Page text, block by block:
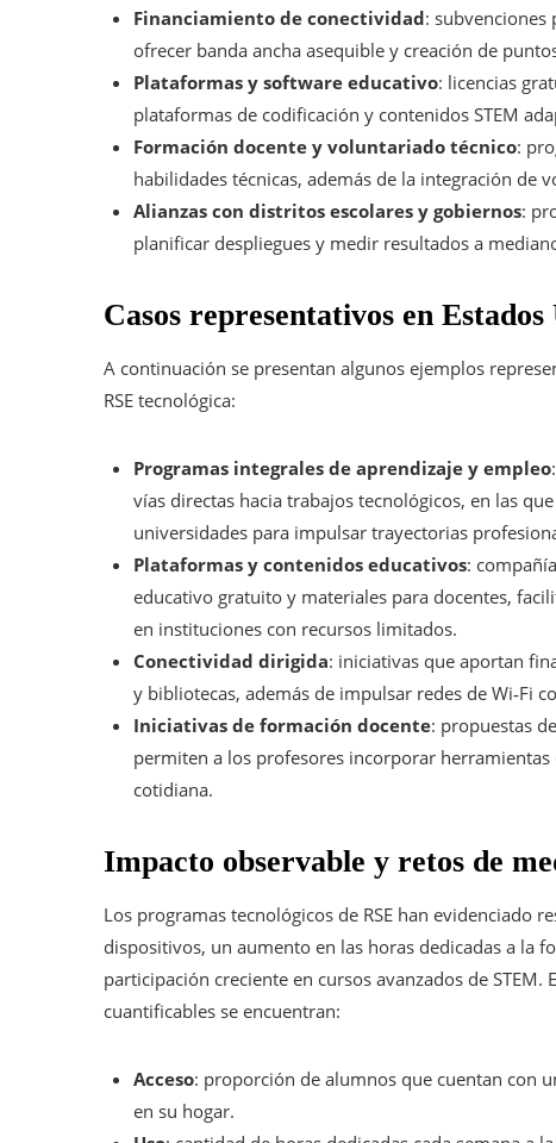
Financiamiento de conectividad: subvenciones
ofrecer banda ancha asequible y creación de
Plataformas y software educativo: licencias
plataformas de codificación y contenidos STEM
Formación docente y voluntariado técnico:
habilidades técnicas, además de la integración de
Alianzas con distritos escolares y gobiernos:
planificar despliegues y medir resultados a
Casos representativos en Estados
A continuación se presentan algunos ejemplos
RSE tecnológica:
Programas integrales de aprendizaje y empleo
vías directas hacia trabajos tecnológicos, en las
universidades para impulsar trayectorias
Plataformas y contenidos educativos:
educativo gratuito y materiales para docentes,
en instituciones con recursos limitados.
Conectividad dirigida: iniciativas que aportan
y bibliotecas, además de impulsar redes de Wi‑Fi
Iniciativas de formación docente: propuestas
permiten a los profesores incorporar
cotidiana.
Impacto observable y retos de
Los programas tecnológicos de RSE han evidenciado
dispositivos, un aumento en las horas dedicadas a la
participación creciente en cursos avanzados de
cuantificables se encuentran:
Acceso: proporción de alumnos que cuentan con
en su hogar.